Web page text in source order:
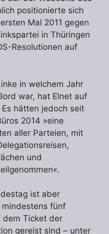
positionierte sich
Mal 2011 gegen
in Thüringen
Resolutionen auf
in welchem Jahr
war, hat Elnet auf
hätten jedoch seit
2014 »eine
aller Parteien, mit
und
ist aber
fünf
dem Ticket der
gereist sind – unter